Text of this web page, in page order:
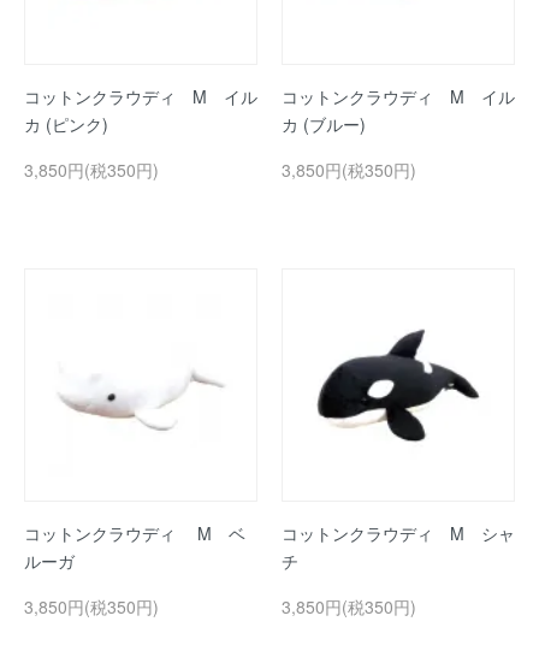
コットンクラウディ M イル
カ (ピンク)
3,850円(税350円)
コットンクラウディ M イル
カ (ブルー)
3,850円(税350円)
コットンクラウディ M ベ
ルーガ
3,850円(税350円)
コットンクラウディ M シャ
チ
3,850円(税350円)